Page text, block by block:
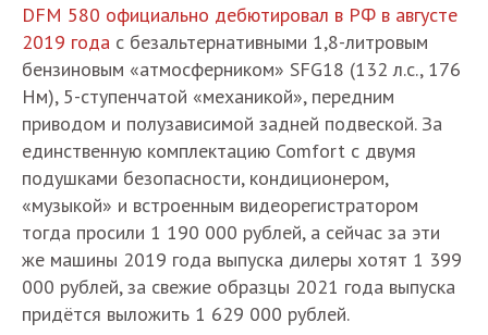
DFM 580 официально дебютировал в РФ в августе
2019 года с безальтернативными 1,8-литровым
бензиновым «атмосферником» SFG18 (132 л.с., 176
Нм), 5-ступенчатой «механикой», передним
приводом и полузависимой задней подвеской. За
единственную комплектацию Comfort с двумя
подушками безопасности, кондиционером,
«музыкой» и встроенным видеорегистратором
тогда просили 1 190 000 рублей, а сейчас за эти
же машины 2019 года выпуска дилеры хотят 1 399
000 рублей, за свежие образцы 2021 года выпуска
придётся выложить 1 629 000 рублей.